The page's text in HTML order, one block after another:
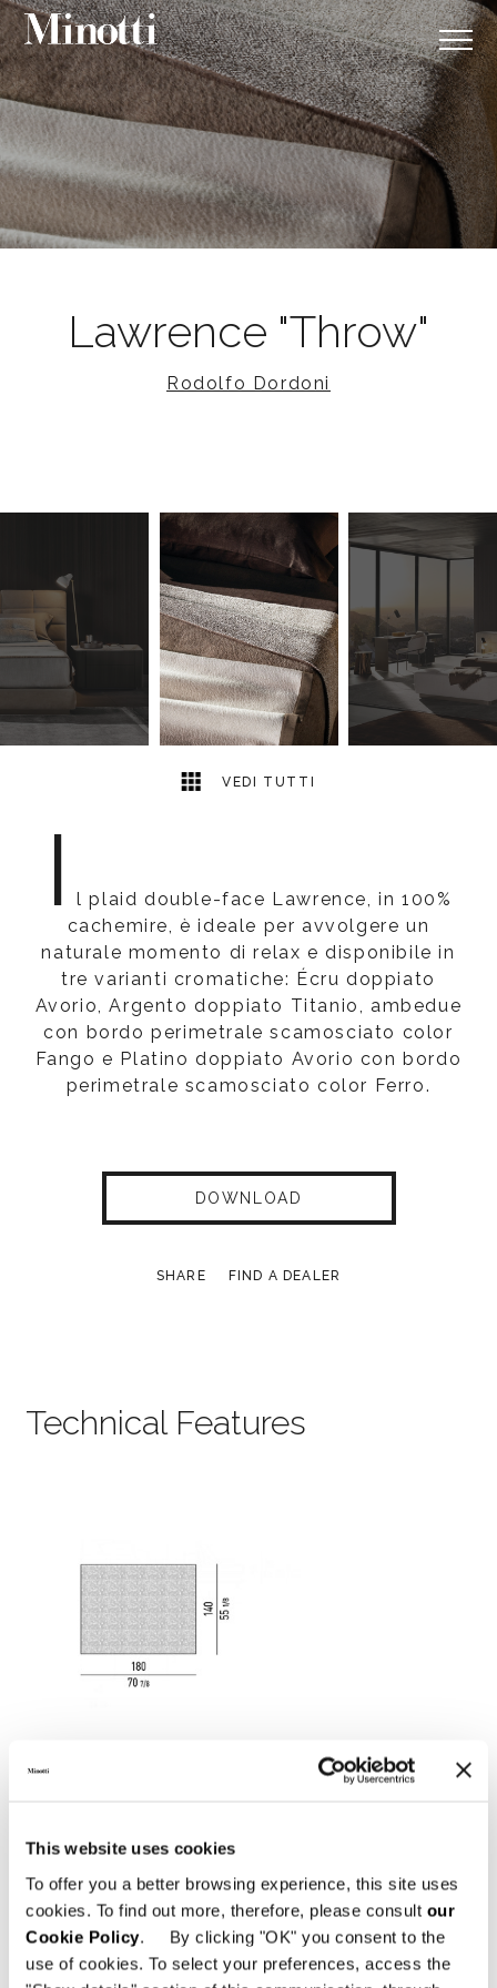
This website uses cookies
To offer you a better browsing experience, this site uses
cookies. To find out more, therefore, please consult our
Cookie Policy. By clicking "OK" you consent to the
use of cookies. To select your preferences, access the
Lawrence "Throw"
Rodolfo Dordoni
VEDI TUTTI
3 2
I
l plaid double-face Lawrence, in 100%
cachemire, è ideale per avvolgere un
naturale momento di relax e disponibile in
tre varianti cromatiche: Écru doppiato
Avorio, Argento doppiato Titanio, ambedue
con bordo perimetrale scamosciato color
Fango e Platino doppiato Avorio con bordo
perimetrale scamosciato color Ferro.
DOWNLOAD
SHARE FIND A DEALER
Technical Features